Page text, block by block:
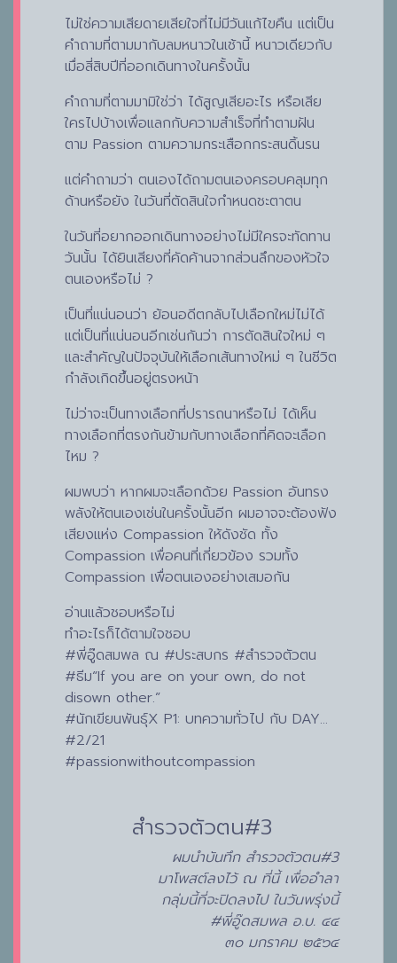
ไม่ใช่ความเสียดายเสียใจที่ไม่มีวันแก้ไขคืน แต่เป็น
คำถามที่ตามมากับลมหนาวในเช้านี้ หนาวเดียวกับ
เมื่อสี่สิบปีที่ออกเดินทางในครั้งนั้น
คำถามที่ตามมามิใช่ว่า ได้สูญเสียอะไร หรือเสีย
ใครไปบ้างเพื่อแลกกับความสำเร็จที่ทำตามฝัน
ตาม Passion ตามความกระเสือกกระสนดิ้นรน
แต่คำถามว่า ตนเองได้ถามตนเองครอบคลุมทุก
ด้านหรือยัง ในวันที่ตัดสินใจกำหนดชะตาตน
ในวันที่อยากออกเดินทางอย่างไม่มีใครจะทัดทาน
วันนั้น ได้ยินเสียงที่คัดค้านจากส่วนลึกของหัวใจ
ตนเองหรือไม่ ?
เป็นที่แน่นอนว่า ย้อนอดีตกลับไปเลือกใหม่ไม่ได้
แต่เป็นที่แน่นอนอีกเช่นกันว่า การตัดสินใจใหม่ ๆ
และสำคัญในปัจจุบันให้เลือกเส้นทางใหม่ ๆ ในชีวิต
กำลังเกิดขึ้นอยู่ตรงหน้า
ไม่ว่าจะเป็นทางเลือกที่ปรารถนาหรือไม่ ได้เห็น
ทางเลือกที่ตรงกันข้ามกับทางเลือกที่คิดจะเลือก
ไหม ?
ผมพบว่า หากผมจะเลือกด้วย Passion อันทรง
พลังให้ตนเองเช่นในครั้งนั้นอีก ผมอาจจะต้องฟัง
เสียงแห่ง Compassion ให้ดังชัด ทั้ง
Compassion เพื่อคนที่เกี่ยวข้อง รวมทั้ง
Compassion เพื่อตนเองอย่างเสมอกัน
อ่านแล้วชอบหรือไม่
ทำอะไรก็ได้ตามใจชอบ
#พี่อู๊ดสมพล ณ #ประสบกร #สำรวจตัวตน
#ธีม“If you are on your own, do not
disown other.”
#นักเขียนพันธุ์X P1: บทความทั่วไป กับ DAY…
#2/21
#passionwithoutcompassion
สำรวจตัวตน#3
ผมนำบันทึก สำรวจตัวตน#3
มาโพสต์ลงไว้ ณ ที่นี้ เพื่ออำลา
กลุ่มนี้ที่จะปิดลงไป ในวันพรุ่งนี้
#พี่อู๊ดสมพล อ.บ. ๔๔
๓๐ มกราคม ๒๕๖๔